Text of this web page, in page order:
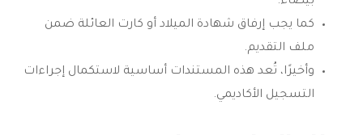
كما يجب إرفاق شهادة الميلاد أو كارت العائلة ضمن
ملف التقديم.
وأخيرًا، تُعد هذه المستندات أساسية لاستكمال إجراءات
التسجيل الأكاديمي.